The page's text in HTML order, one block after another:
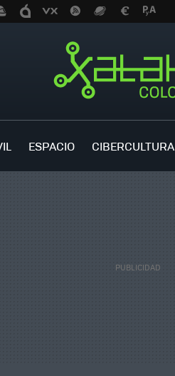
ESPACIO CIBERCULTURA